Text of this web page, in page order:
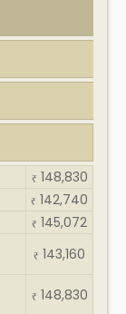
₹ 148,830
₹ 142,740
₹ 145,072
₹ 143,160
₹ 148,830